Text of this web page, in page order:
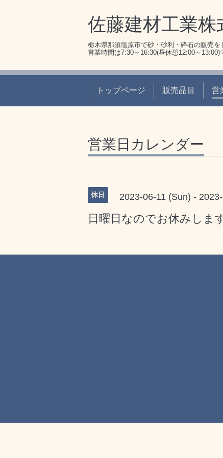
佐藤建材工業株
栃木県那須塩原市で砂・砂利・砕石の販売を
営業時間は7:30～16:30(昼休憩12:00～13:00)
トップページ 販売品目 営
営業日カレンダー
休日 2023-06-11 (Sun) -
日曜日なのでお休みしま